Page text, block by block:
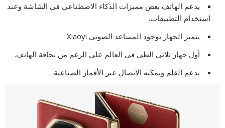
يدعم الهاتف بعض مميزات الذكاء الاصطناعي في الشاشة وعند
استخدام التطبيقات.
يتميز الجهاز بوجود المساعد الصوتي Xiaoyi.
أول جهاز ثلاثي الطي في العالم على الرغم من نحافة الهاتف.
يدعم القلم ويمكنه الاتصال عبر الأقمار الصناعية.